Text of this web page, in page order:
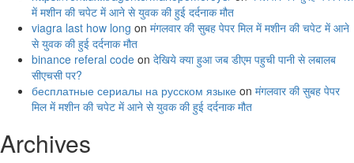
में मशीन की चपेट में आने से युवक की हुई दर्दनाक मौत
viagra last how long on मंगलवार की सुबह पेपर मिल में मशीन की चपेट में आने
से युवक की हुई दर्दनाक मौत
binance referal code on देखिये क्या हुआ जब डीएम पहुची पानी से लबालब
सीएचसी पर?
бесплатные сериалы на русском языке on मंगलवार की सुबह पेपर
मिल में मशीन की चपेट में आने से युवक की हुई दर्दनाक मौत
Archives